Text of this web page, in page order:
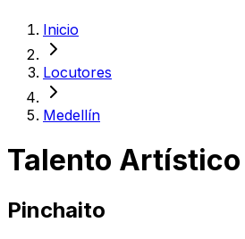
Inicio
Locutores
Medellín
Talento Artístico
Pinchaito